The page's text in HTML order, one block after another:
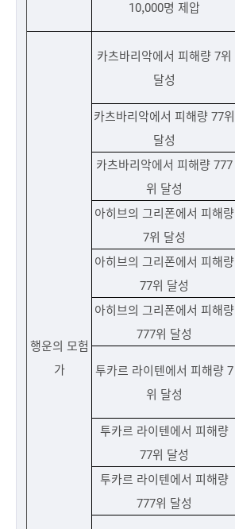
10,000명 제압
행운의 모험
가
카츠바리악에서 피해량 7위
달성
카츠바리악에서 피해량 77위
달성
카츠바리악에서 피해량 777
위 달성
아히브의 그리폰에서 피해량
7위 달성
아히브의 그리폰에서 피해량
77위 달성
아히브의 그리폰에서 피해량
777위 달성
투카르 라이텐에서 피해량 7
위 달성
투카르 라이텐에서 피해량
77위 달성
투카르 라이텐에서 피해량
777위 달성